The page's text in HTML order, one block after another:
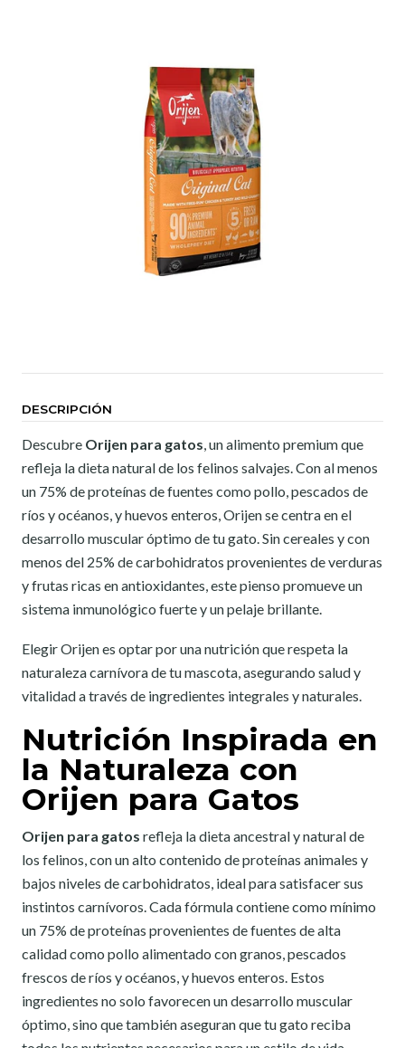
DESCRIPCIÓN
Descubre Orijen para gatos, un alimento premium que
refleja la dieta natural de los felinos salvajes. Con al menos
un 75% de proteínas de fuentes como pollo, pescados de
ríos y océanos, y huevos enteros, Orijen se centra en el
desarrollo muscular óptimo de tu gato. Sin cereales y con
menos del 25% de carbohidratos provenientes de verduras
y frutas ricas en antioxidantes, este pienso promueve un
sistema inmunológico fuerte y un pelaje brillante.
Elegir Orijen es optar por una nutrición que respeta la
naturaleza carnívora de tu mascota, asegurando salud y
vitalidad a través de ingredientes integrales y naturales.
Nutrición Inspirada en
la Naturaleza con
Orijen para Gatos
Orijen para gatos refleja la dieta ancestral y natural de
los felinos, con un alto contenido de proteínas animales y
bajos niveles de carbohidratos, ideal para satisfacer sus
instintos carnívoros. Cada fórmula contiene como mínimo
un 75% de proteínas provenientes de fuentes de alta
calidad como pollo alimentado con granos, pescados
frescos de ríos y océanos, y huevos enteros. Estos
ingredientes no solo favorecen un desarrollo muscular
óptimo, sino que también aseguran que tu gato reciba